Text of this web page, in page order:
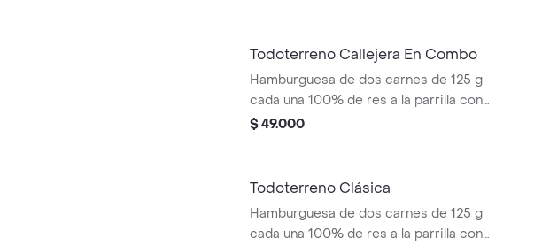
Todoterreno Callejera En Combo
Hamburguesa de dos carnes de 125 g
cada una 100% de res a la parrilla con
salsa bbq, tocineta, queso mozzarella,
$ 49.000
Todoterreno Clásica
Hamburguesa de dos carnes de 125 g
cada una 100% de res a la parrilla con